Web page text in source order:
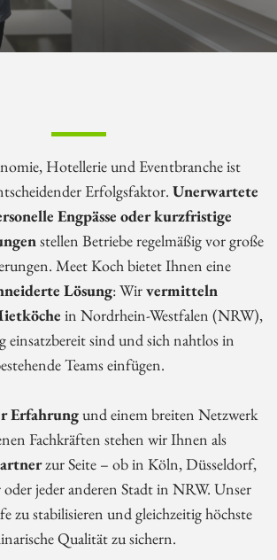
Hotellerie und Eventbranche ist
Erfolgsfaktor. Unerwartete
Engpässe oder kurzfristige
stellen Betriebe regelmäßig vor große
Meet Koch bietet Ihnen eine
Lösung: Wirvermitteln
in Nordrhein-Westfalen (NRW),
einsatzbereit sind und sich nahtlos in
Teams einfügen.
Erfahrungund einem breiten Netzwerk
Fachkräften stehen wir Ihnen als
zur Seite – ob in Köln, Düsseldorf,
oder jeder anderen Stadt in NRW. Unser
zu stabilisieren und gleichzeitig höchste
Qualität zu sichern.